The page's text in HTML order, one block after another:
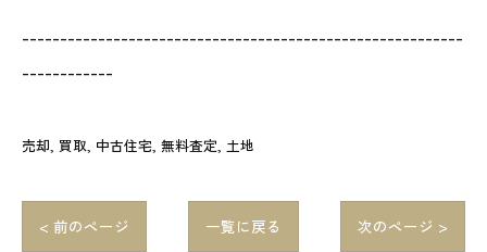
----------------------------------------------------------
------------
売却 買取 中古住宅 無料査定 土地
< 前のページ 一覧に戻る 次のページ >